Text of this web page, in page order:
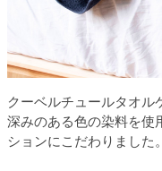
クーベルチュールタオル
深みのある色の染料を使
ションにこだわりました。